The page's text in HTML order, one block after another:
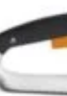
bricolaj,
DIY (do-it-
punând la
și materiale